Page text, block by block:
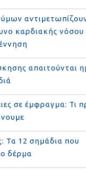
καρδιακής
απαιτούνται
σε έμφραγμα: Τι
Τα 12 σημάδια που
δέρμα